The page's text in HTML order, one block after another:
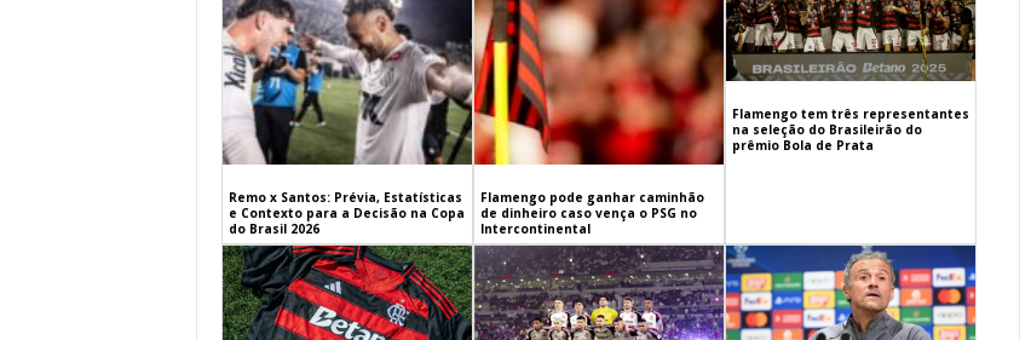
Remo x Santos: Prévia, Estatísticas
e Contexto para a Decisão na Copa
do Brasil 2026
Flamengo pode ganhar caminhão
de dinheiro caso vença o PSG no
Intercontinental
Flamengo tem três representantes
na seleção do Brasileirão do
prêmio Bola de Prata